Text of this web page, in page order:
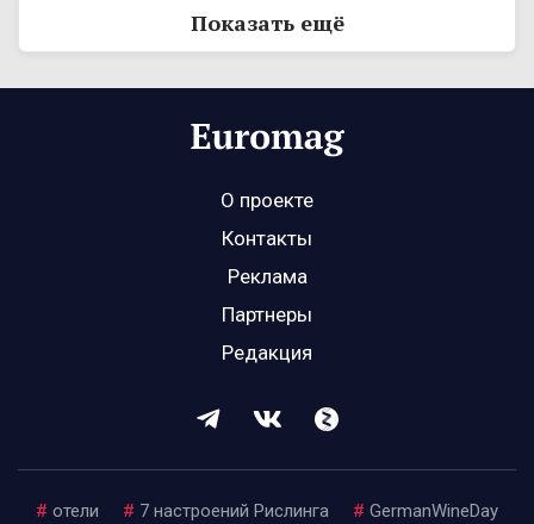
Показать ещё
О проекте
Контакты
Реклама
Партнеры
Редакция
# отели # 7 настроений Рислинга # GermanWineDay